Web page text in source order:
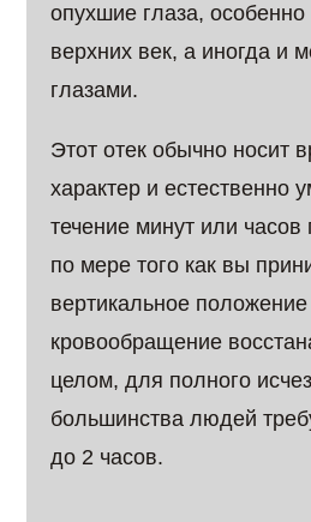
опухшие глаза, особенно
верхних век, а иногда и
глазами.
Этот отек обычно носит
характер и естественно
течение минут или
по мере того как вы
вертикальное положение
кровообращение
целом, для полного
большинства людей
до 2 часов.